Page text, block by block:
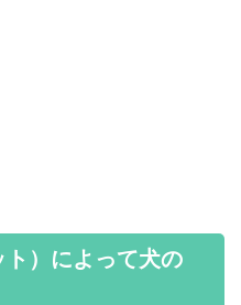
ト）によって犬の